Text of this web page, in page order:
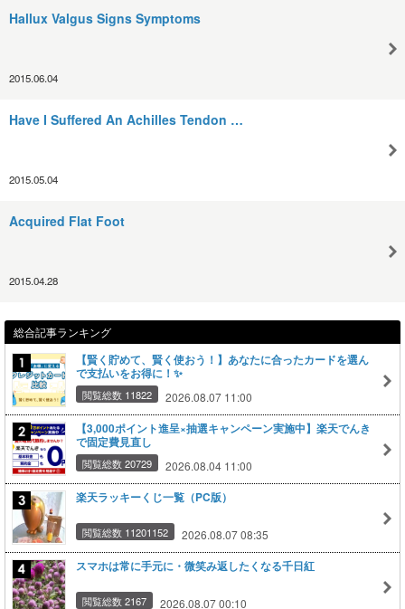
Hallux Valgus Signs Symptoms
2015.06.04
Have I Suffered An Achilles Tendon …
2015.05.04
Acquired Flat Foot
2015.04.28
総合記事ランキング
【賢く貯めて、賢く使おう！】あなたに合ったカードを選ん
で支払いをお得に！✨
閲覧総数 11822 2026.08.07 11:00
【3,000ポイント進呈×抽選キャンペーン実施中】楽天でんき
で固定費見直し
閲覧総数 20729 2026.08.04 11:00
楽天ラッキーくじ一覧（PC版）
閲覧総数 11201152 2026.08.07 08:35
スマホは常に手元に・微笑み返したくなる千日紅
閲覧総数 2167 2026.08.07 00:10